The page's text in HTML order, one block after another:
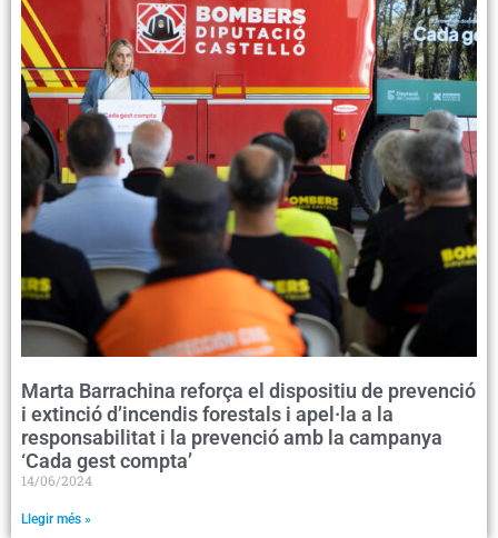
Marta Barrachina reforça el dispositiu de prevenció
i extinció d’incendis forestals i apel·la a la
responsabilitat i la prevenció amb la campanya
‘Cada gest compta’
14/06/2024
Llegir més »